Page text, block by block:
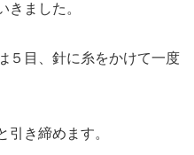
きました。
５目、針に糸をかけて一度
引き締めます。